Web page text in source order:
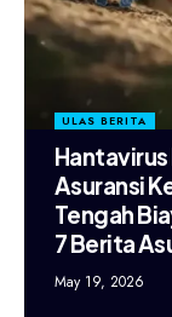
ULAS BERITA
Hantavirus
Asuransi
Tengah
7 Berita
May 19, 2026